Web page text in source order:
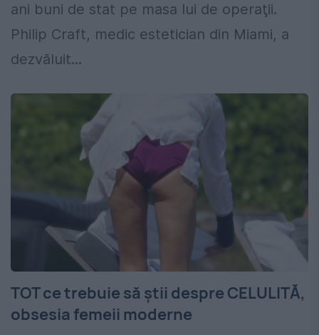
ani buni de stat pe masa lui de operaţii.
Philip Craft, medic estetician din Miami, a
dezvăluit...
TOT ce trebuie să ştii despre CELULITĂ,
obsesia femeii moderne